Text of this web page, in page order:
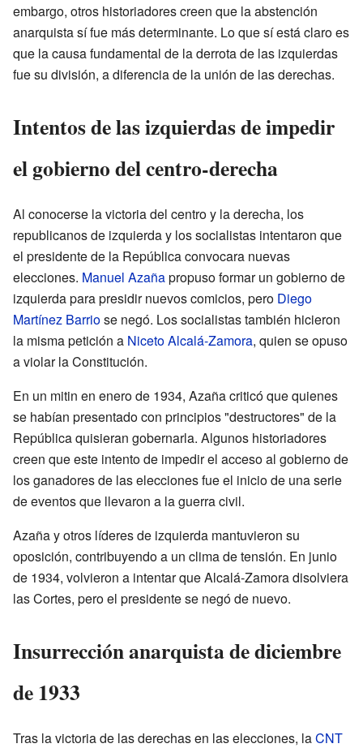
embargo, otros historiadores creen que la abstención
anarquista sí fue más determinante. Lo que sí está claro es
que la causa fundamental de la derrota de las izquierdas
fue su división, a diferencia de la unión de las derechas.
Intentos de las izquierdas de impedir
el gobierno del centro-derecha
Al conocerse la victoria del centro y la derecha, los
republicanos de izquierda y los socialistas intentaron que
el presidente de la República convocara nuevas
elecciones. Manuel Azañapropuso formar un gobierno de
izquierda para presidir nuevos comicios, pero Diego
Martínez Barriose negó. Los socialistas también hicieron
la misma petición a Niceto Alcalá-Zamora, quien se opuso
a violar la Constitución.
En un mitin en enero de 1934, Azaña criticó que quienes
se habían presentado con principios "destructores" de la
República quisieran gobernarla. Algunos historiadores
creen que este intento de impedir el acceso al gobierno de
los ganadores de las elecciones fue el inicio de una serie
de eventos que llevaron a la guerra civil.
Azaña y otros líderes de izquierda mantuvieron su
oposición, contribuyendo a un clima de tensión. En junio
de 1934, volvieron a intentar que Alcalá-Zamora disolviera
las Cortes, pero el presidente se negó de nuevo.
Insurrección anarquista de diciembre
de 1933
Tras la victoria de las derechas en las elecciones, laCNT